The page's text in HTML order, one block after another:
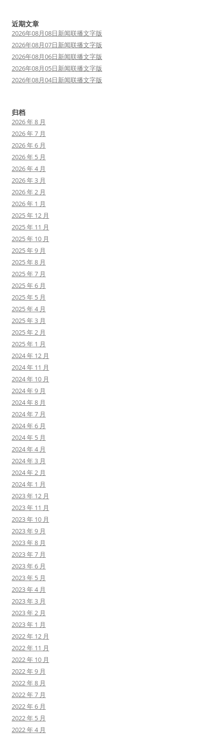
近期文章
2026年08月08日新闻联播文字版
2026年08月07日新闻联播文字版
2026年08月06日新闻联播文字版
2026年08月05日新闻联播文字版
2026年08月04日新闻联播文字版
归档
2026 年 8 月
2026 年 7 月
2026 年 6 月
2026 年 5 月
2026 年 4 月
2026 年 3 月
2026 年 2 月
2026 年 1 月
2025 年 12 月
2025 年 11 月
2025 年 10 月
2025 年 9 月
2025 年 8 月
2025 年 7 月
2025 年 6 月
2025 年 5 月
2025 年 4 月
2025 年 3 月
2025 年 2 月
2025 年 1 月
2024 年 12 月
2024 年 11 月
2024 年 10 月
2024 年 9 月
2024 年 8 月
2024 年 7 月
2024 年 6 月
2024 年 5 月
2024 年 4 月
2024 年 3 月
2024 年 2 月
2024 年 1 月
2023 年 12 月
2023 年 11 月
2023 年 10 月
2023 年 9 月
2023 年 8 月
2023 年 7 月
2023 年 6 月
2023 年 5 月
2023 年 4 月
2023 年 3 月
2023 年 2 月
2023 年 1 月
2022 年 12 月
2022 年 11 月
2022 年 10 月
2022 年 9 月
2022 年 8 月
2022 年 7 月
2022 年 6 月
2022 年 5 月
2022 年 4 月